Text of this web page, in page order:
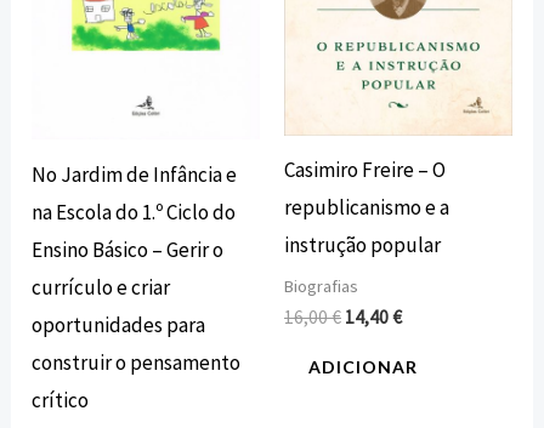
No Jardim de Infância e
na Escola do 1.º Ciclo do
Ensino Básico – Gerir o
currículo e criar
oportunidades para
construir o pensamento
crítico
Casimiro Freire – O
republicanismo e a
instrução popular
Biografias
16,00€ 14,40€
ADICIONAR